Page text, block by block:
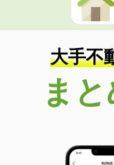
大手不
ま